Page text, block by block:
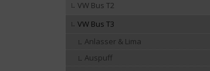
VW Bus T2
VW Bus T3
Anlasser & Lima
Auspuff